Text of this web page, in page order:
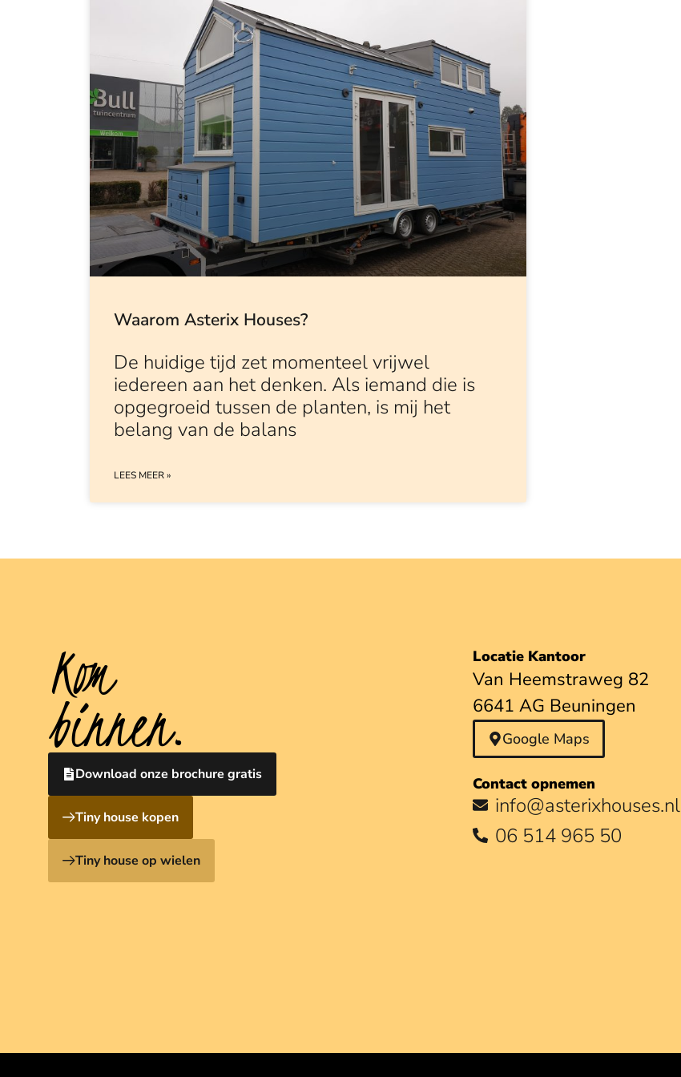
Waarom Asterix Houses?
De huidige tijd zet momenteel vrijwel
iedereen aan het denken. Als iemand die is
opgegroeid tussen de planten, is mij het
belang van de balans
LEES MEER »
Kom
binnen.
Download onze brochure gratis
Tiny house kopen
Tiny house op wielen
Locatie Kantoor
Van Heemstraweg 82
6641 AG Beuningen
Google Maps
Contact opnemen
info@asterixhouses.nl
06 514 965 50